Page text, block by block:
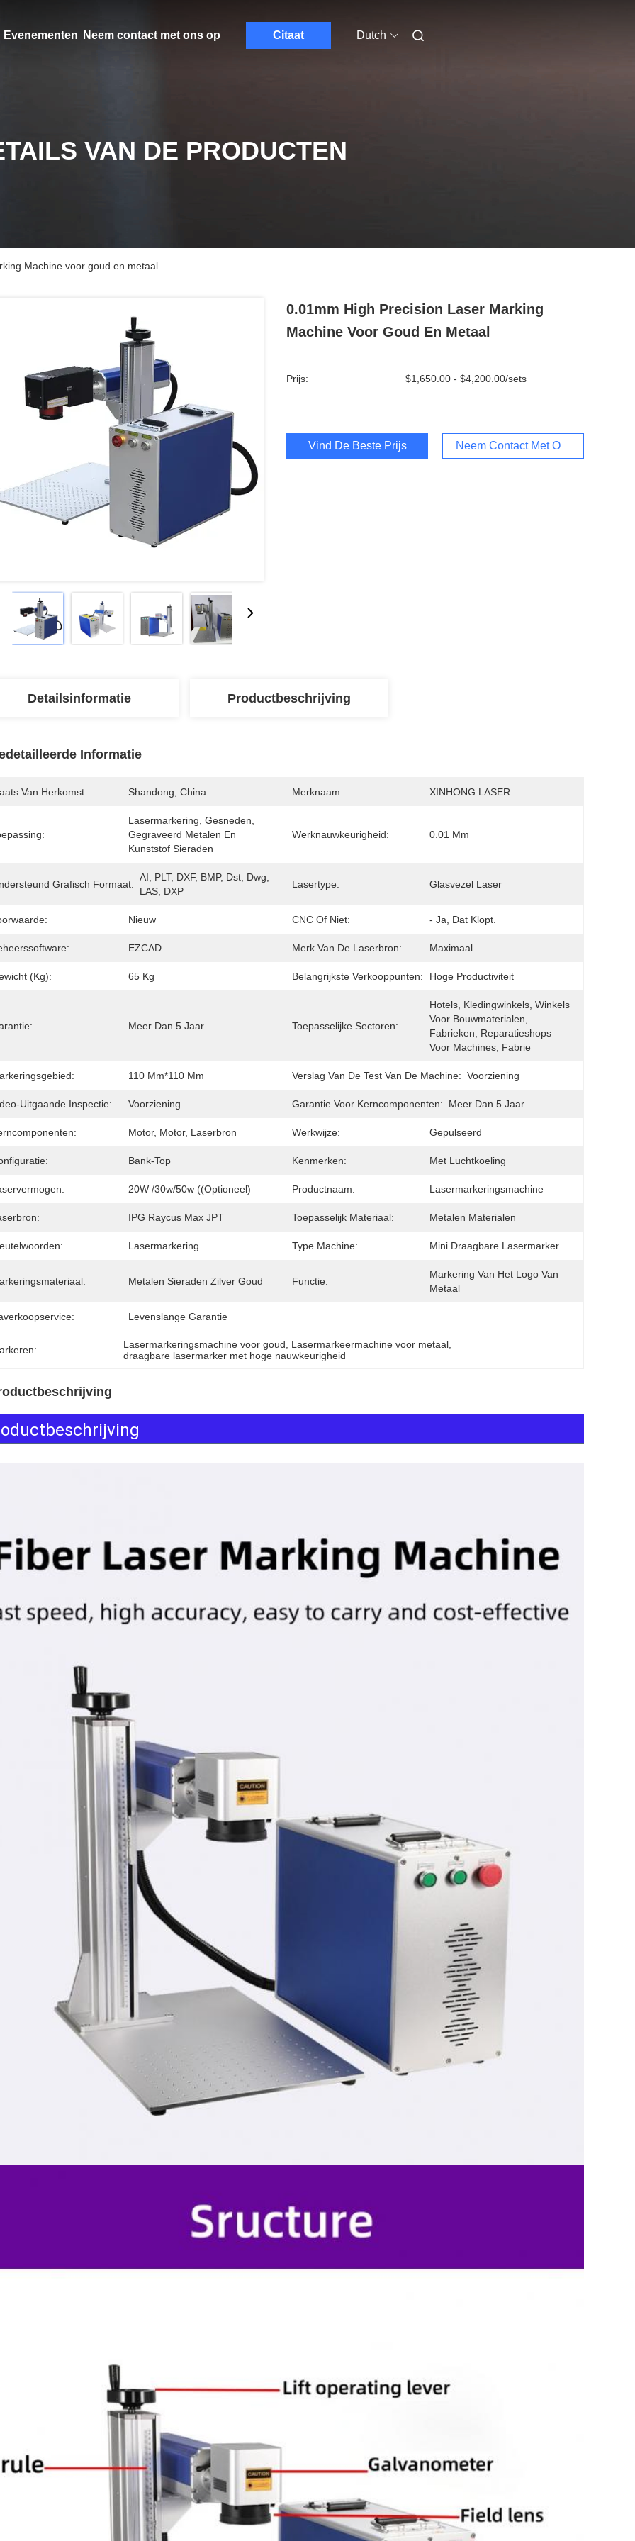
Evenementen Neem contact met ons op Citaat Dutch
VAN DE PRODUCTEN
Machine voor goud en metaal
0.01mm High Precision Laser Marking
Machine Voor Goud En Metaal
Prijs: $1,650.00 - $4,200.00/sets
Vind De Beste Prijs Neem Contact Met Ons Op
Detailsinformatie Productbeschrijving
Informatie
Van Herkomst Shandong, China Merknaam XINHONG LASER
Lasermarkering, Gesneden,
Gegraveerd Metalen En
Kunststof Sieraden
Werknauwkeurigheid: 0.01 Mm
Grafisch Formaat:
AI, PLT, DXF, BMP, Dst, Dwg,
LAS, DXP
Lasertype: Glasvezel Laser
Nieuw CNC Of Niet: - Ja, Dat Klopt.
EZCAD Merk Van De Laserbron: Maximaal
(kg): 65 Kg Belangrijkste Verkooppunten: Hoge Productiviteit
Meer Dan 5 Jaar Toepasselijke Sectoren:
Hotels, Kledingwinkels, Winkels
Voor Bouwmaterialen,
Fabrieken, Reparatieshops
Voor Machines, Fabrie
110 Mm*110 Mm Verslag Van De Test Van De Machine: Voorziening
Uitgaande Inspectie: Voorziening Garantie Voor Kerncomponenten: Meer Dan 5 Jaar
Motor, Motor, Laserbron Werkwijze: Gepulseerd
Bank-Top Kenmerken: Met Luchtkoeling
20W /30w/50w ((optioneel) Productnaam: Lasermarkeringsmachine
IPG Raycus Max JPT Toepasselijk Materiaal: Metalen Materialen
Lasermarkering Type Machine: Mini Draagbare Lasermarker
Metalen Sieraden Zilver Goud Functie:
Markering Van Het Logo Van
Metaal
Levenslange Garantie
Lasermarkeringsmachine voor goud Lasermarkeermachine voor metaal
draagbare lasermarker met hoge nauwkeurigheid